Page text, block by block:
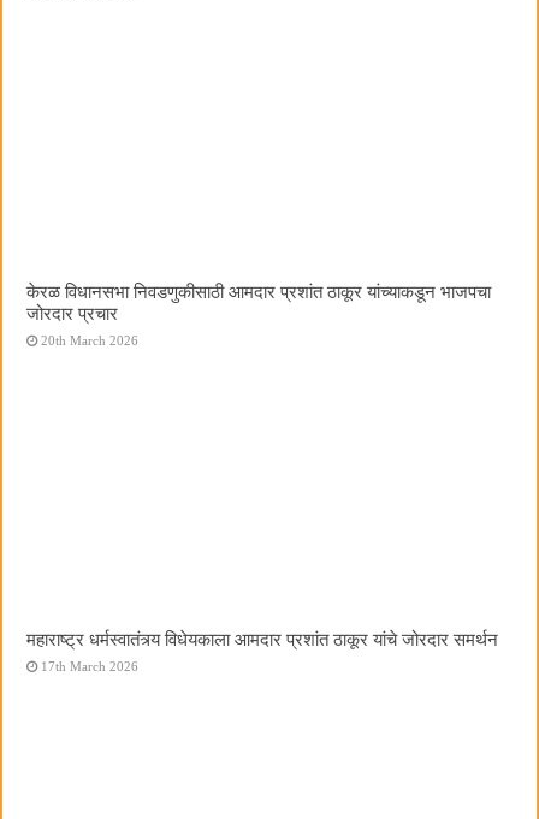
केरळ विधानसभा निवडणुकीसाठी आमदार प्रशांत ठाकूर यांच्याकडून भाजपचा
जोरदार प्रचार
20th March 2026
महाराष्ट्र धर्मस्वातंत्र्य विधेयकाला आमदार प्रशांत ठाकूर यांचे जोरदार समर्थन
17th March 2026